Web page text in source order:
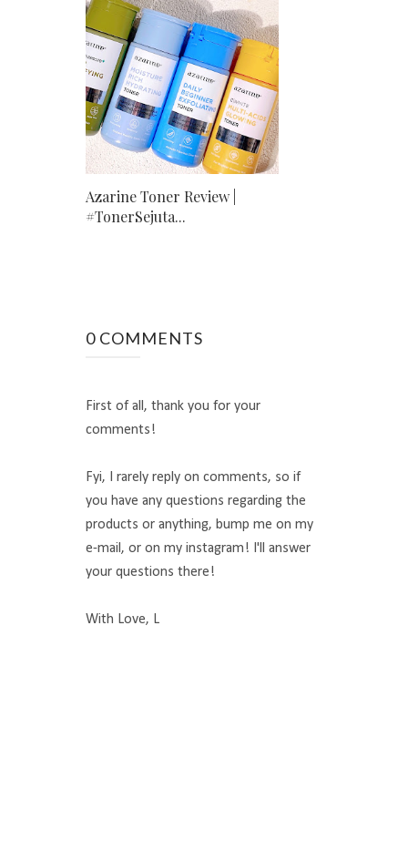
Azarine Toner Review |
#TonerSejuta...
0 COMMENTS
First of all, thank you for your
comments!
Fyi, I rarely reply on comments, so if
you have any questions regarding the
products or anything, bump me on my
e-mail, or on my instagram! I'll answer
your questions there!
With Love, L